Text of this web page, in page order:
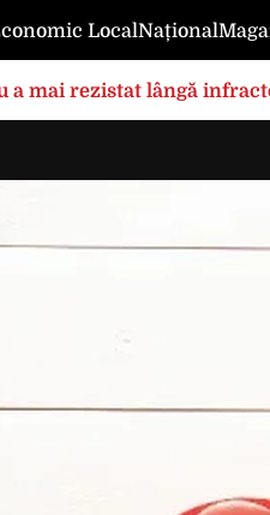
LocalNațional
a mai rezistat lângă